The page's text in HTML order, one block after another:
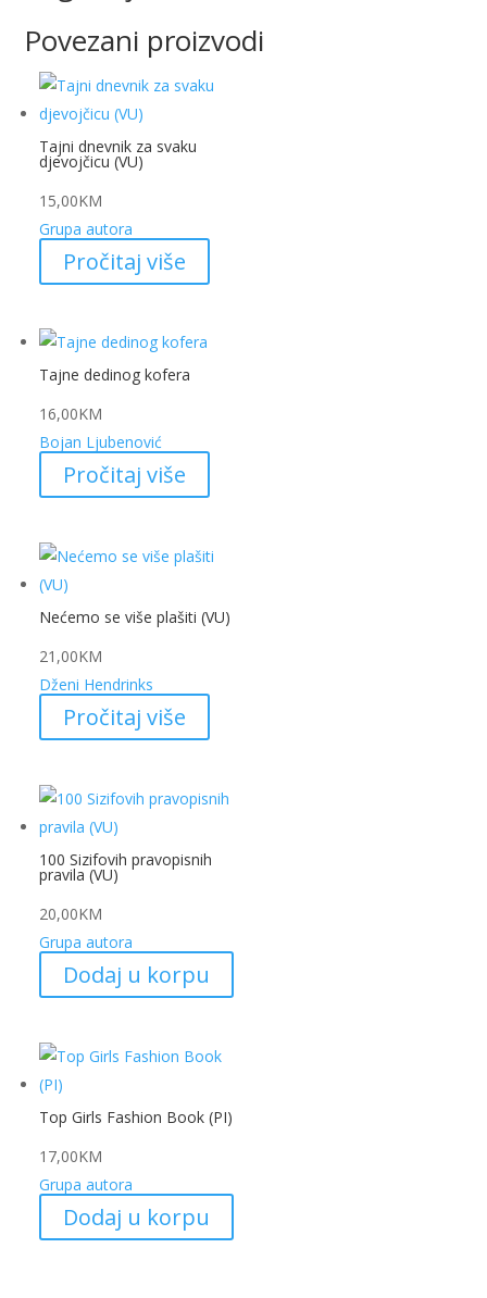
Povezani proizvodi
Tajni dnevnik za svaku
djevojčicu (VU)
15,00KM
Grupa autora
Pročitaj više
Tajne dedinog kofera
16,00KM
Bojan Ljubenović
Pročitaj više
Nećemo se više plašiti (VU)
21,00KM
Dženi Hendrinks
Pročitaj više
100 Sizifovih pravopisnih
pravila (VU)
20,00KM
Grupa autora
Dodaj u korpu
Top Girls Fashion Book (PI)
17,00KM
Grupa autora
Dodaj u korpu